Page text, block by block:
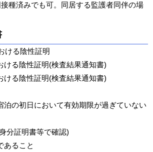
種済みでも可。同居する監護者同伴の場
ける陰性証明
ける陰性証明(検査結果通知書)
ける陰性証明(検査結果通知書)
泊の初日において有効期限が過ぎていない
分証明書等で確認)
あること